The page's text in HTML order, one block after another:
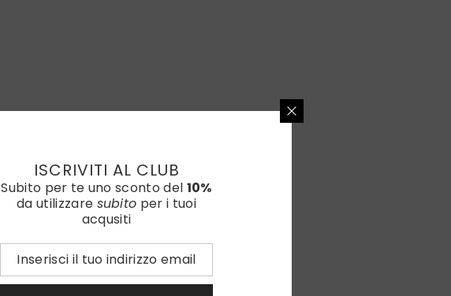
ISCRIVITI AL CLUB
Subito per te uno sconto del 10%
da utilizzare subito per i tuoi
acqusiti